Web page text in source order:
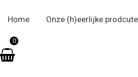
Home Onze (h)eerlijke
0